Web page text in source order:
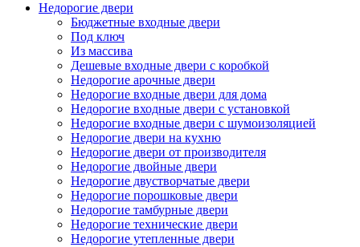
Недорогие двери
Бюджетные входные двери
Под ключ
Из массива
Дешевые входные двери с коробкой
Недорогие арочные двери
Недорогие входные двери для дома
Недорогие входные двери с установкой
Недорогие входные двери с шумоизоляцией
Недорогие двери на кухню
Недорогие двери от производителя
Недорогие двойные двери
Недорогие двустворчатые двери
Недорогие порошковые двери
Недорогие тамбурные двери
Недорогие технические двери
Недорогие утепленные двери